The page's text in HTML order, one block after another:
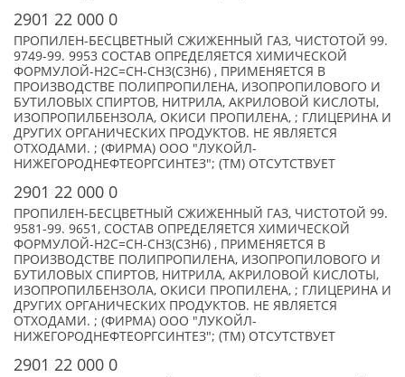
2901 22 000 0
ПРОПИЛЕН-БЕСЦВЕТНЫЙ СЖИЖЕННЫЙ ГАЗ, ЧИСТОТОЙ 99.
9749-99. 9953 СОСТАВ ОПРЕДЕЛЯЕТСЯ ХИМИЧЕСКОЙ
ФОРМУЛОЙ-Н2С=СН-СН3(С3Н6) , ПРИМЕНЯЕТСЯ В
ПРОИЗВОДСТВЕ ПОЛИПРОПИЛЕНА, ИЗОПРОПИЛОВОГО И
БУТИЛОВЫХ СПИРТОВ, НИТРИЛА, АКРИЛОВОЙ КИСЛОТЫ,
ИЗОПРОПИЛБЕНЗОЛА, ОКИСИ ПРОПИЛЕНА, ; ГЛИЦЕРИНА И
ДРУГИХ ОРГАНИЧЕСКИХ ПРОДУКТОВ. НЕ ЯВЛЯЕТСЯ
ОТХОДАМИ. ; (ФИРМА) ООО "ЛУКОЙЛ-
НИЖЕГОРОДНЕФТЕОРГСИНТЕЗ"; (TM) ОТСУТСТВУЕТ
2901 22 000 0
ПРОПИЛЕН-БЕСЦВЕТНЫЙ СЖИЖЕННЫЙ ГАЗ, ЧИСТОТОЙ 99.
9581-99. 9651, СОСТАВ ОПРЕДЕЛЯЕТСЯ ХИМИЧЕСКОЙ
ФОРМУЛОЙ-Н2С=СН-СН3(С3Н6) , ПРИМЕНЯЕТСЯ В
ПРОИЗВОДСТВЕ ПОЛИПРОПИЛЕНА, ИЗОПРОПИЛОВОГО И
БУТИЛОВЫХ СПИРТОВ, НИТРИЛА, АКРИЛОВОЙ КИСЛОТЫ,
ИЗОПРОПИЛБЕНЗОЛА, ОКИСИ ПРОПИЛЕНА, ; ГЛИЦЕРИНА И
ДРУГИХ ОРГАНИЧЕСКИХ ПРОДУКТОВ. НЕ ЯВЛЯЕТСЯ
ОТХОДАМИ. ; (ФИРМА) ООО "ЛУКОЙЛ-
НИЖЕГОРОДНЕФТЕОРГСИНТЕЗ"; (TM) ОТСУТСТВУЕТ
2901 22 000 0